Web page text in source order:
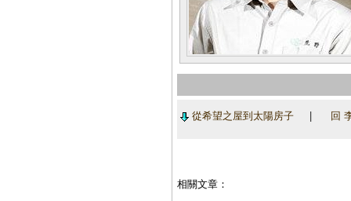
從希望之屋到太陽房子 | 回
相關文章：